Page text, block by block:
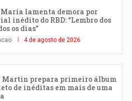
María lamenta demora por
inédito do RBD: “Lembro dos
os dias”
4 de agosto de 2026
Martin prepara primeiro álbum
de inéditas em mais de uma